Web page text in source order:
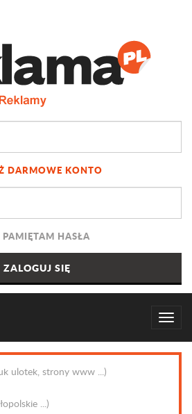
DARMOWE KONTO
PAMIĘTAM HASŁA